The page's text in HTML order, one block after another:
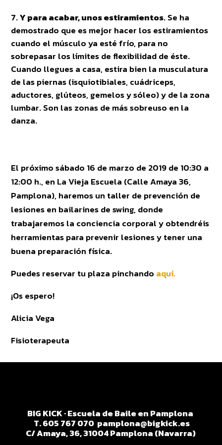
Y para acabar, unos estiramientos. Se ha
demostrado que es mejor hacer los estiramientos
cuando el músculo ya esté frío, para no
sobrepasar los límites de flexibilidad de éste.
Cuando llegues a casa, estira bien la musculatura
de las piernas (isquiotibiales, cuádriceps,
aductores, glúteos, gemelos y sóleo) y de la zona
lumbar. Son las zonas de más sobreuso en la
danza.
El próximo sábado 16 de marzo de 2019 de 10:30 a
12:00 h., en La Vieja Escuela (Calle Amaya 36,
Pamplona), haremos un taller de prevención de
lesiones en bailarines de swing, donde
trabajaremos la conciencia corporal y obtendréis
herramientas para prevenir lesiones y tener una
buena preparación física.
Puedes reservar tu plaza pinchando aquí.
¡Os espero!
Alicia Vega
Fisioterapeuta
BIG KICK · Escuela de Baile en Pamplona
T. 605 767 070 pamplona@bigkick.es
C/ Amaya, 36, 31004 Pamplona (Navarra)